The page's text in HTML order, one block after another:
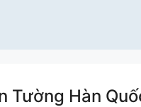
Tường Hàn